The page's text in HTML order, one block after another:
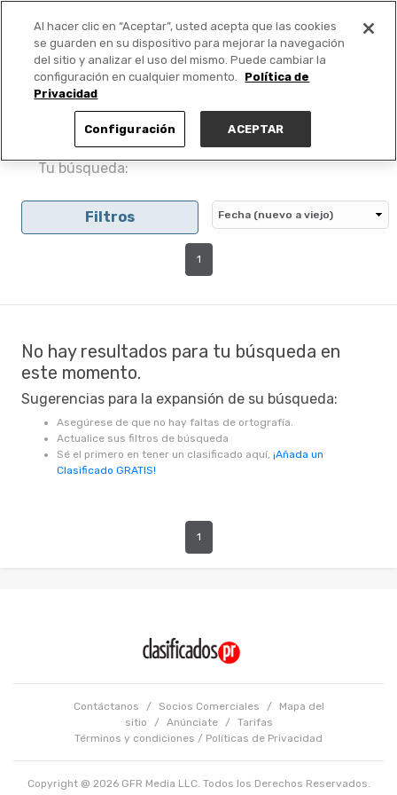
PUBLICA GRATIS +
Tu búsqueda:
Filtros
1
No hay resultados para tu búsqueda en
este momento.
Sugerencias para la expansión de su búsqueda:
Asegúrese de que no hay faltas de ortografía.
Actualice sus filtros de búsqueda
Sé el primero en tener un clasificado aquí, ¡Añada un
Clasificado GRATIS!
1
Contáctanos / Socios Comerciales /
Mapa del
sitio
/ Anúnciate /
Tarifas
Términos y condiciones / Políticas de Privacidad
Copyright @ 2026 GFR Media LLC. Todos los Derechos Reservados.
Al hacer clic en “Aceptar”, usted acepta que las cookies
se guarden en su dispositivo para mejorar la navegación
del sitio y analizar el uso del mismo. Puede cambiar la
configuración en cualquier momento.
Política de
Privacidad
Configuración ACEPTAR